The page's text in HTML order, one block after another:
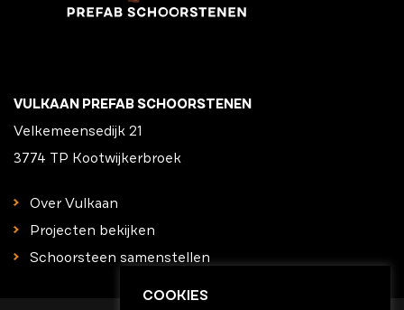
VULKAAN PREFAB SCHOORSTENEN
Velkemeensedijk 21
3774 TP Kootwijkerbroek
Over Vulkaan
Projecten bekijken
Schoorsteen samenstellen
COOKIES